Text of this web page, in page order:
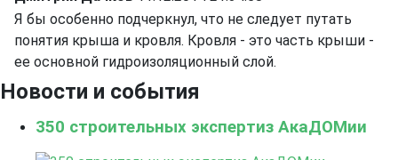
Я бы особенно подчеркнул, что не следует путать
понятия крыша и кровля. Кровля - это часть крыши -
ее основной гидроизоляционный слой.
Новости и события
350 строительных экспертиз АкаДОМии